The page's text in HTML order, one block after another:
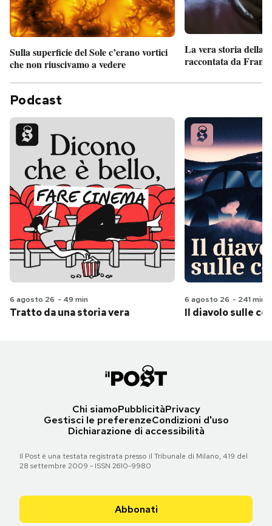
Sulla superficie del Sole c’erano vortici
che non riuscivamo a vedere
La vera storia della
raccontata da
Podcast
6 agosto 26 - 49 min
Tratto da una storia vera
6 agosto 26 - 241 min
Il diavolo sulle
Chi siamoPubblicitàPrivacy
Gestisci le preferenzeCondizioni d'uso
Dichiarazione di accessibilità
Il Post è una testata registrata presso il Tribunale di Milano, 419 del
28 settembre 2009 - ISSN 2610-9980
Abbonati